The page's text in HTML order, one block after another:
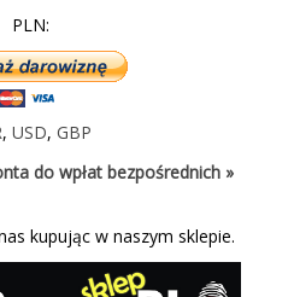
PLN:
,USD,GBP
do wpłat bezpośrednich »
kupując w naszym sklepie.